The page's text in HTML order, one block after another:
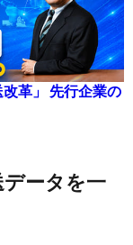
革」 先行企業の